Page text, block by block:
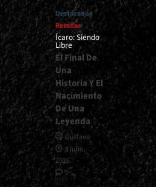
Destacados
Reseñas
Ícaro: Siendo
Libre
El Final De
Una
Historia Y El
Nacimiento
De Una
Leyenda
Gustavo
8 julio,
2026
0